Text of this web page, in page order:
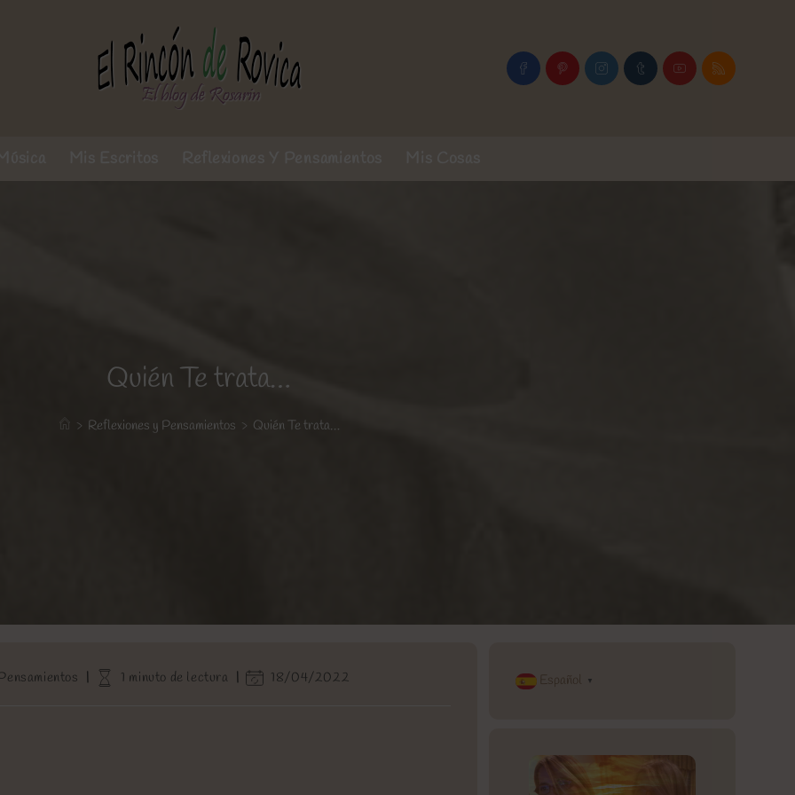
Quién Te trata…
> Reflexiones y Pensamientos > Quién Te trata…
Tiempo1 minuto de lectura
Última18/04/2022 Español ▼